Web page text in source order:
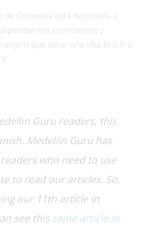
de Colombia está destinada a
económicos y
que tiene una visa M o R o
Guru readers, this
Medellin Guru has
who need to use
to read our articles. So,
our 11th article in
see thissame article in